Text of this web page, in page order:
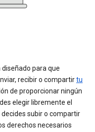
para que
recibir o compartirtu
de proporcionar ningún
elegir libremente el
subir o compartir
derechos necesarios